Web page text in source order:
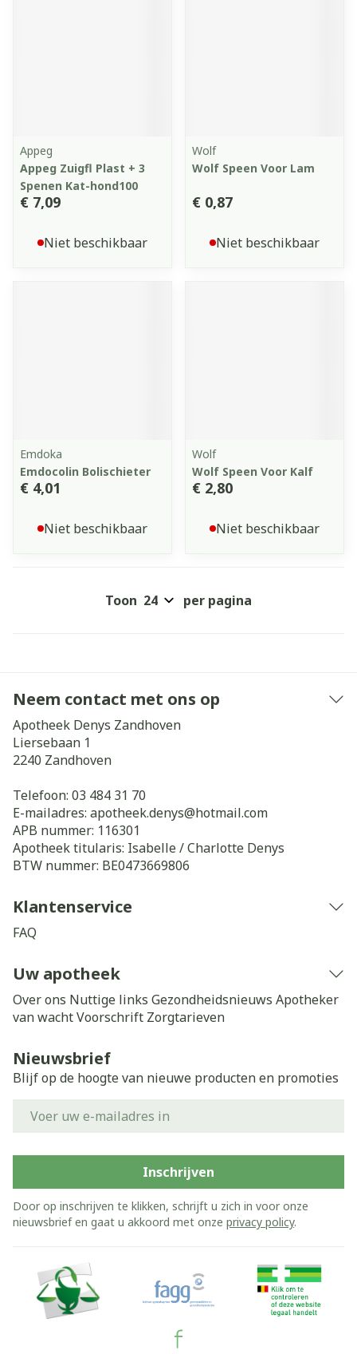
Appeg
Appeg Zuigfl Plast + 3
Spenen Kat-hond100
€ 7,09
Niet beschikbaar
Wolf
Wolf Speen Voor Lam
€ 0,87
Niet beschikbaar
Emdoka
Emdocolin Bolischieter
€ 4,01
Niet beschikbaar
Wolf
Wolf Speen Voor Kalf
€ 2,80
Niet beschikbaar
Toon per pagina
Neem contact met ons op
Apotheek Denys Zandhoven
Liersebaan 1
2240 Zandhoven
Telefoon: 03 484 31 70
E-mailadres: apotheek.denys@hotmail.com
APB nummer: 116301
Apotheek titularis: Isabelle / Charlotte Denys
BTW nummer: BE0473669806
Klantenservice
FAQ
Uw apotheek
Over ons Nuttige links Gezondheidsnieuws Apotheker
van wachtVoorschrift Zorgtarieven
Nieuwsbrief
Blijf op de hoogte van nieuwe producten en promoties
Inschrijven
Door op inschrijven te klikken, schrijft u zich in voor onze
nieuwsbrief en gaat u akkoord met onze privacy policy.